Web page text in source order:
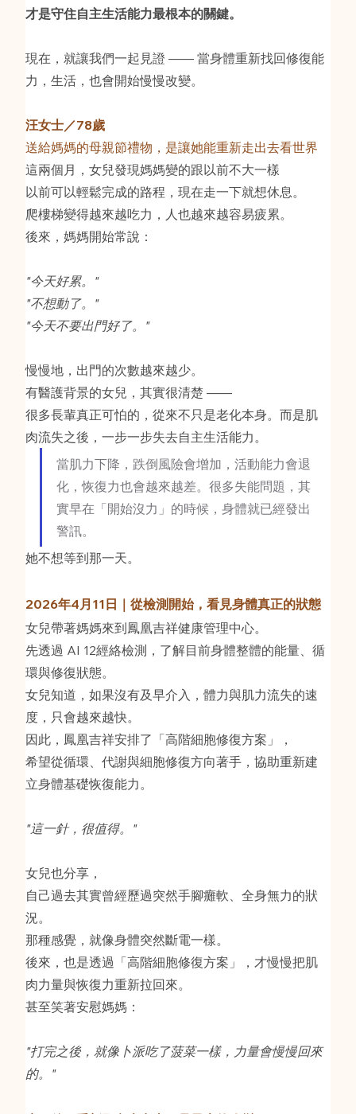
才是守住自主生活能力最根本的關鍵。
現在，就讓我們一起見證 —— 當身體重新找回修復能
力，生活，也會開始慢慢改變。
汪女士／78歲
送給媽媽的母親節禮物，是讓她能重新走出去看世界
這兩個月，女兒發現媽媽變的跟以前不大一樣
以前可以輕鬆完成的路程，現在走一下就想休息。
爬樓梯變得越來越吃力，人也越來越容易疲累。
後來，媽媽開始常說：
"今天好累。"
"不想動了。"
"今天不要出門好了。"
慢慢地，出門的次數越來越少。
有醫護背景的女兒，其實很清楚 ——
很多長輩真正可怕的，從來不只是老化本身。而是肌
肉流失之後，一步一步失去自主生活能力。
當肌力下降，跌倒風險會增加，活動能力會退
化，恢復力也會越來越差。很多失能問題，其
實早在「開始沒力」的時候，身體就已經發出
警訊。
她不想等到那一天。
2026年4月11日｜從檢測開始，看見身體真正的狀態
女兒帶著媽媽來到鳳凰吉祥健康管理中心。
先透過 AI 12經絡檢測，了解目前身體整體的能量、循
環與修復狀態。
女兒知道，如果沒有及早介入，體力與肌力流失的速
度，只會越來越快。
因此，鳳凰吉祥安排了「高階細胞修復方案」，
希望從循環、代謝與細胞修復方向著手，協助重新建
立身體基礎恢復能力。
"這一針，很值得。"
女兒也分享，
自己過去其實曾經歷過突然手腳癱軟、全身無力的狀
況。
那種感覺，就像身體突然斷電一樣。
後來，也是透過「高階細胞修復方案」，才慢慢把肌
肉力量與恢復力重新拉回來。
甚至笑著安慰媽媽：
"打完之後，就像卜派吃了菠菜一樣，力量會慢慢回來
的。"